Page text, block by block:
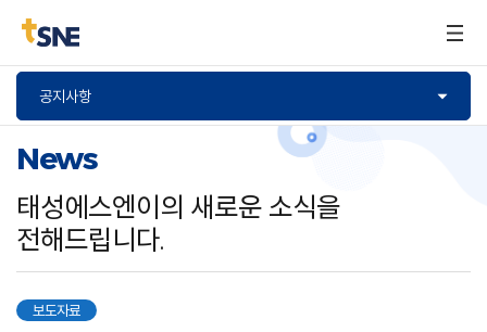
공지사항
News
태성에스엔이의 새로운 소식을
전해드립니다.
보도자료